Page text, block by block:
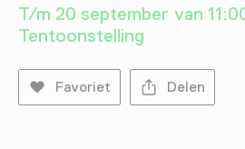
T/m 20 september van
Tentoonstelling
Favoriet Delen